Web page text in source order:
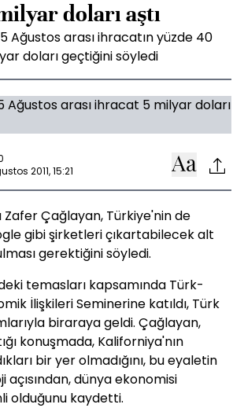
doları aştı
Ağustos arası ihracatın yüzde 40
doları geçtiğini söyledi
2011, 15:21
Zafer Çağlayan, Türkiye'nin de
gibi şirketleri çıkartabilecek alt
gerektiğini söyledi.
temasları kapsamında Türk-
İlişkileri Seminerine katıldı, Türk
biraraya geldi. Çağlayan,
konuşmada, Kaliforniya'nın
bir yer olmadığını, bu eyaletin
açısından, dünya ekonomisi
olduğunu kaydetti.